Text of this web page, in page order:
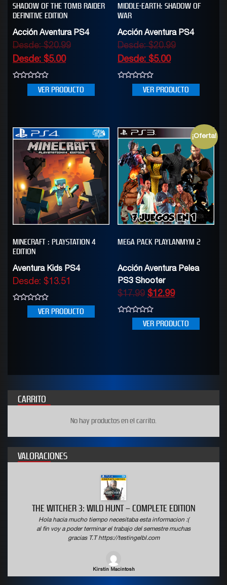
SHADOW OF THE TOMB RAIDER
DEFINITIVE EDITION
Acción Aventura PS4
Desde:$20.99
Desde: $5.00
VER PRODUCTO
MIDDLE-EARTH: SHADOW OF
WAR
Acción Aventura PS4
Desde:$20.99
Desde: $5.00
VER PRODUCTO
MINECRAFT : PLAYSTATION 4
EDITION
Aventura Kids PS4
Desde: $13.51
VER PRODUCTO
¡Oferta!
MEGA PACK PLAYLANMYM 2
Acción Aventura Pelea
PS3 Shooter
$17.99 $12.99
VER PRODUCTO
CARRITO
No hay productos en el carrito.
VALORACIONES
WITCHER 3: WILD HUNT – COMPLETE EDITION
Hola hacia mucho tiempo necesitaba esta informacion :(
al fin voy a poder terminar el trabajo del semestre muchas
gracias T.T https://testingelbl.com
Kirstin Macintosh